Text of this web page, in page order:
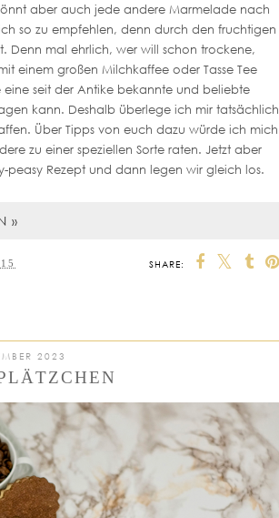
aber auch jede andere Marmelade nach
so zu empfehlen, denn durch den fruchtigen
Denn mal ehrlich, wer will schon trockene,
einem großen Milchkaffee oder Tasse Tee
eine seit der Antike bekannte und beliebte
kann. Deshalb überlege ich mir tatsächlich
Über Tipps von euch dazu würde ich mich
zu einer speziellen Sorte raten. Jetzt aber
peasy Rezept und dann legen wir gleich los.
»
SHARE:
2023